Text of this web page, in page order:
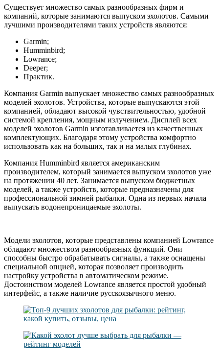
Существует множество самых разнообразных фирм и
компаний, которые занимаются выпуском эхолотов. Самыми
лучшими производителями таких устройств являются:
Garmin;
Humminbird;
Lowrance;
Deeper;
Практик.
Компания Garmin выпускает множество самых разнообразных
моделей эхолотов. Устройства, которые выпускаются этой
компанией, обладают высокой чувствительностью, удобной
системой крепления, мощным излучением. Дисплей всех
моделей эхолотов Garmin изготавливается из качественных
комплектующих. Благодаря этому устройства комфортно
использовать как на больших, так и на малых глубинах.
Компания Humminbird является американским
производителем, который занимается выпуском эхолотов уже
на протяжении 40 лет. Занимается выпуском бюджетных
моделей, а также устройств, которые предназначены для
профессиональной зимней рыбалки. Одна из первых начала
выпускать водонепроницаемые эхолоты.
Модели эхолотов, которые представлены компанией Lowrance
обладают множеством разнообразных функций. Они
способны быстро обрабатывать сигналы, а также оснащены
специальной опцией, которая позволяет производить
настройку устройства в автоматическом режиме.
Достоинством моделей Lowrance является простой удобный
интерфейс, а также наличие русскоязычного меню.